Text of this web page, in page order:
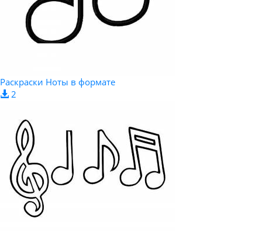
Раскраски Ноты в формате
2